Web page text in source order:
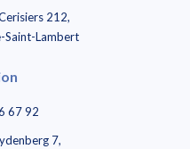
212,
Saint-Lambert
67 92
7,